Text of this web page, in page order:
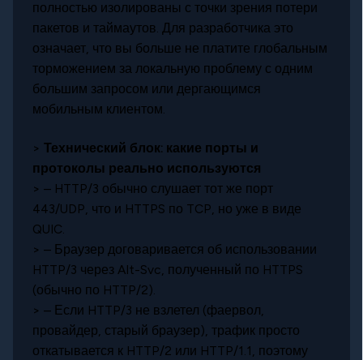
полностью изолированы с точки зрения потери
пакетов и таймаутов. Для разработчика это
означает, что вы больше не платите глобальным
торможением за локальную проблему с одним
большим запросом или дергающимся
мобильным клиентом.
>Технический блок: какие порты и
протоколы реально используются
> – HTTP/3 обычно слушает тот же порт
443/UDP, что и HTTPS по TCP, но уже в виде
QUIC.
> – Браузер договаривается об использовании
HTTP/3 через Alt-Svc, полученный по HTTPS
(обычно по HTTP/2).
> – Если HTTP/3 не взлетел (фаервол,
провайдер, старый браузер), трафик просто
откатывается к HTTP/2 или HTTP/1.1, поэтому